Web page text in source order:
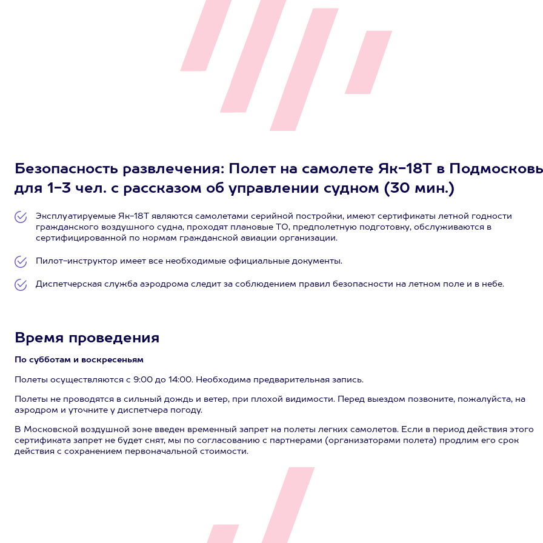
Безопасность развлечения: Полет на самолете Як-18Т в
для 1-3 чел. с рассказом об управлении судном (30 мин.)
Эксплуатируемые Як-18Т являются самолетами серийной постройки, имеют сертификаты летной годности
гражданского воздушного судна, проходят плановые ТО, предполетную подготовку, обслуживаются в
сертифицированной по нормам гражданской авиации организации.
Пилот-инструктор имеет все необходимые официальные документы.
Диспетчерская служба аэродрома следит за соблюдением правил безопасности на летном поле и в небе.
Время проведения
По субботам и воскресеньям
Полеты осуществляются с 9:00 до 14:00. Необходима предварительная запись.
Полеты не проводятся в сильный дождь и ветер, при плохой видимости. Перед выездом позвоните, пожалуйста, на
аэродром и уточните у диспетчера погоду.
В Московской воздушной зоне введен временный запрет на полеты легких самолетов. Если в период действия этого
сертификата запрет не будет снят, мы по согласованию с партнерами (организаторами полета) продлим его срок
действия с сохранением первоначальной стоимости.